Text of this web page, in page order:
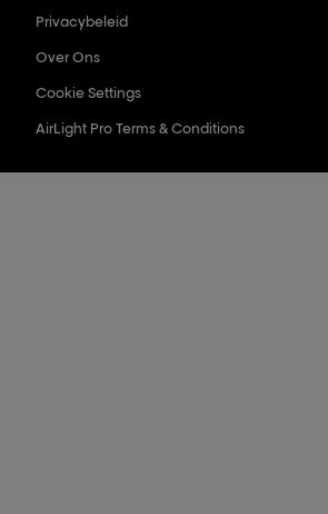
Privacybeleid
Over Ons
Cookie Settings
AirLight Pro Terms & Conditions